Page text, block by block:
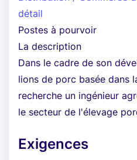
détail
Postes à pourvoir
La description
Dans le cadre de son
lions de porc basée dans
recherche un ingénieur
le secteur de l'élevage
Exigences